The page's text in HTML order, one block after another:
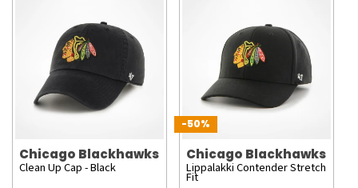
Chicago Blackhawks
Clean Up Cap - Black
-50%
Chicago Blackhawks
Lippalakki Contender Stretch
Fit